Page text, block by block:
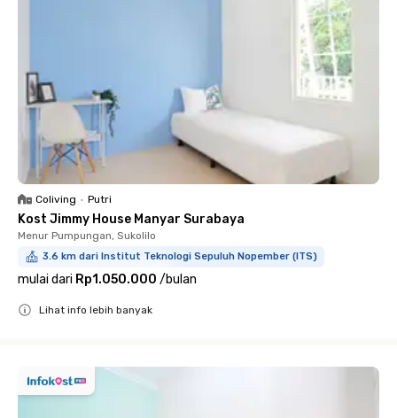
Coliving • Putri
Kost Jimmy House Manyar Surabaya
Menur Pumpungan, Sukolilo
3.6 km dari Institut Teknologi Sepuluh Nopember (ITS)
mulai dari Rp1.050.000 /bulan
Lihat info lebih banyak